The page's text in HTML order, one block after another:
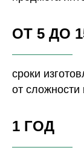
ОТ 5 ДО
сроки
от сложности
1 ГОД